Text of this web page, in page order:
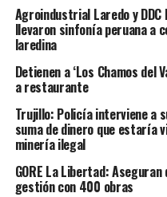
celebración oficial del
próximo 27 de marzo en
la celebración de 25 años
pueblo.
Esta fecha será
de Plata’ de esta fiesta
durante su trayectoria ha
respaldo de las
debido a su noble
interculturalidad.
Agroindustrial Laredo y
llevaron sinfonía peruana a
laredina
Detienen a ‘Los Chamos del
a restaurante
Trujillo: Policía interviene a
suma de dinero que estaría
minería ilegal
GORE La Libertad:
gestión con 400 obras